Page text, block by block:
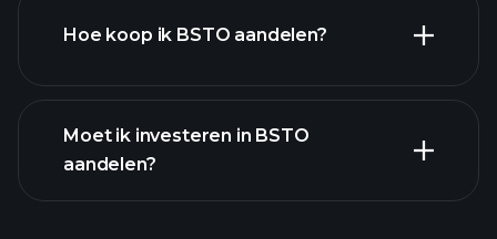
financiële rapporten
Hoe koop ik BSTO aandelen?
Moet ik investeren in BSTO
aandelen?